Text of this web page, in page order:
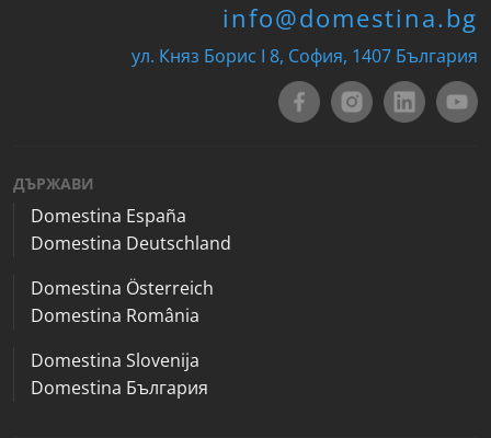
info@domestina.bg
ул. Княз Борис I 8, София, 1407 България
ДЪРЖАВИ
Domestina España
Domestina Deutschland
Domestina Österreich
Domestina România
Domestina Slovenija
Domestina България